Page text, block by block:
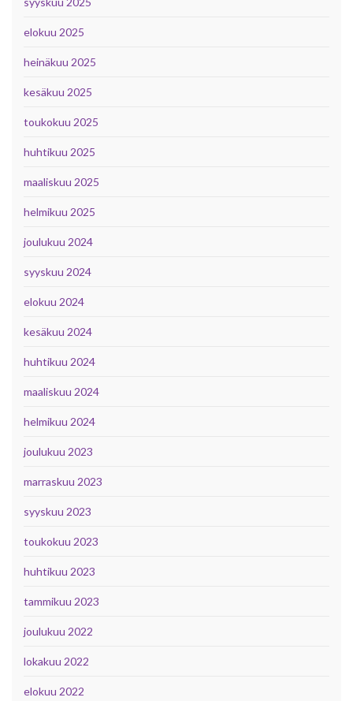
elokuu 2025
heinäkuu 2025
kesäkuu 2025
toukokuu 2025
huhtikuu 2025
maaliskuu 2025
helmikuu 2025
joulukuu 2024
syyskuu 2024
elokuu 2024
kesäkuu 2024
huhtikuu 2024
maaliskuu 2024
helmikuu 2024
joulukuu 2023
marraskuu 2023
syyskuu 2023
toukokuu 2023
huhtikuu 2023
tammikuu 2023
joulukuu 2022
lokakuu 2022
elokuu 2022